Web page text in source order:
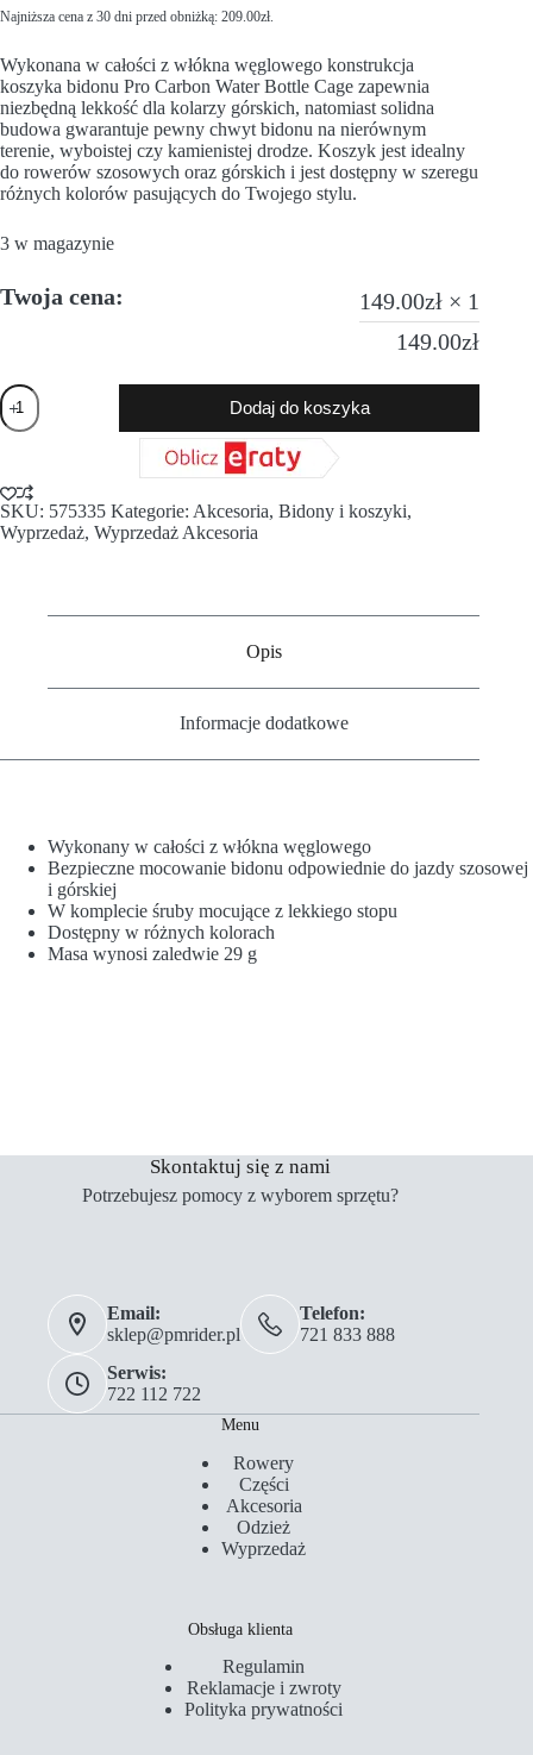
Najniższa cena z 30 dni przed obniżką: 209.00zł.
Wykonana w całości z włókna węglowego konstrukcja
koszyka bidonu Pro Carbon Water Bottle Cage zapewnia
niezbędną lekkość dla kolarzy górskich, natomiast solidna
budowa gwarantuje pewny chwyt bidonu na nierównym
terenie, wyboistej czy kamienistej drodze. Koszyk jest idealny
do rowerów szosowych oraz górskich i jest dostępny w szeregu
różnych kolorów pasujących do Twojego stylu.
3 w magazynie
Twoja cena: 149.00zł × 1
149.00zł
Dodaj do koszyka
SKU: 575335 Kategorie: Akcesoria, Bidony i koszyki,
Wyprzedaż, Wyprzedaż Akcesoria
Opis
Informacje dodatkowe
Wykonany w całości z włókna węglowego
Bezpieczne mocowanie bidonu odpowiednie do jazdy szosowej
i górskiej
W komplecie śruby mocujące z lekkiego stopu
Dostępny w różnych kolorach
Masa wynosi zaledwie 29 g
Skontaktuj się z nami
Potrzebujesz pomocy z wyborem sprzętu?
Email:
sklep@pmrider.pl
Telefon:
721 833 888
Serwis:
722 112 722
Menu
Rowery
Części
Akcesoria
Odzież
Wyprzedaż
Obsługa klienta
Regulamin
Reklamacje i zwroty
Polityka prywatności